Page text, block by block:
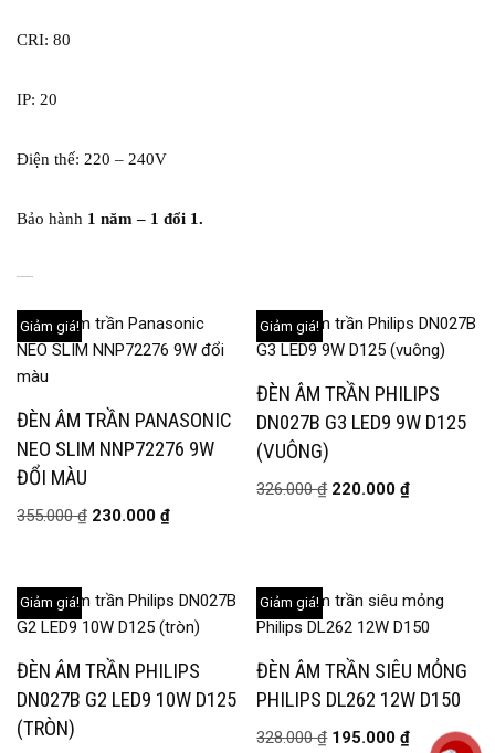
CRI: 80
IP: 20
Điện thế: 220 – 240V
Bảo hành 1 năm – 1 đổi 1.
Giảm giá!
ĐÈN ÂM TRẦN PANASONIC
NEO SLIM NNP72276 9W
ĐỔI MÀU
355.000₫ 230.000 ₫
Giảm giá!
ĐÈN ÂM TRẦN PHILIPS
DN027B G3 LED9 9W D125
(VUÔNG)
326.000₫ 220.000₫
Giảm giá!
ĐÈN ÂM TRẦN PHILIPS
DN027B G2 LED9 10W D125
(TRÒN)
Giảm giá!
ĐÈN ÂM TRẦN SIÊU MỎNG
PHILIPS DL262 12W D150
328.000₫ 195.000₫